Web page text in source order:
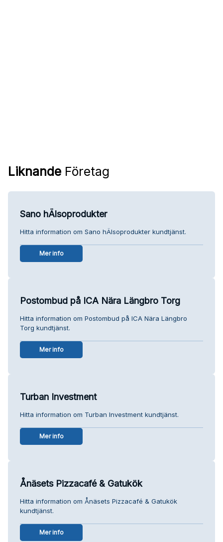
Liknande Företag
Sano hÄlsoprodukter
Hitta information om Sano hÄlsoprodukter kundtjänst.
Mer info
Postombud på ICA Nära Längbro Torg
Hitta information om Postombud på ICA Nära Längbro
Torg kundtjänst.
Mer info
Turban Investment
Hitta information om Turban Investment kundtjänst.
Mer info
Ånäsets Pizzacafé & Gatukök
Hitta information om Ånäsets Pizzacafé & Gatukök
kundtjänst.
Mer info